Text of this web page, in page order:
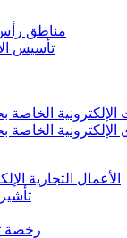
مناطق رأس
تأسيس
الإلكترونية
الإلكترونية
الأعمال التجارية
رخصة